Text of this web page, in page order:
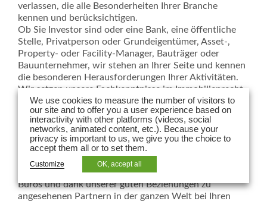
verlassen, die alle Besonderheiten Ihrer Branche
kennen und berücksichtigen.
Ob Sie Investor sind oder eine Bank, eine öffentliche
Stelle, Privatperson oder Grundeigentümer, Asset-,
Property- oder Facility-Manager, Bauträger oder
Bauunternehmer, wir stehen an Ihrer Seite und kennen
die besonderen Herausforderungen Ihrer Aktivitäten.
Wir setzen unsere Fachkenntnisse im Immobilienrecht
und allen angrenzenden Fachgebieten wie öffentliches
Recht, Stadtentwicklung und Umwelt,
Gesellschaftsrecht und Fusionen/Akquisitionen,
Finanzierungen, Steuerrecht, Recht der
Informationstechnologie und des geistigen Eigentums
sowie Arbeitsrecht für Sie ein.
Wir unterstützen Sie mit Hilfe unserer internationalen
Büros und dank unserer guten Beziehungen zu
angesehenen Partnern in der ganzen Welt bei Ihren
We use cookies to measure the number of visitors to
our site and to offer you a user experience based on
interactivity with other platforms (videos, social
networks, animated content, etc.). Because your
privacy is important to us, we give you the choice to
accept them all or to set them.
Customize OK, accept all